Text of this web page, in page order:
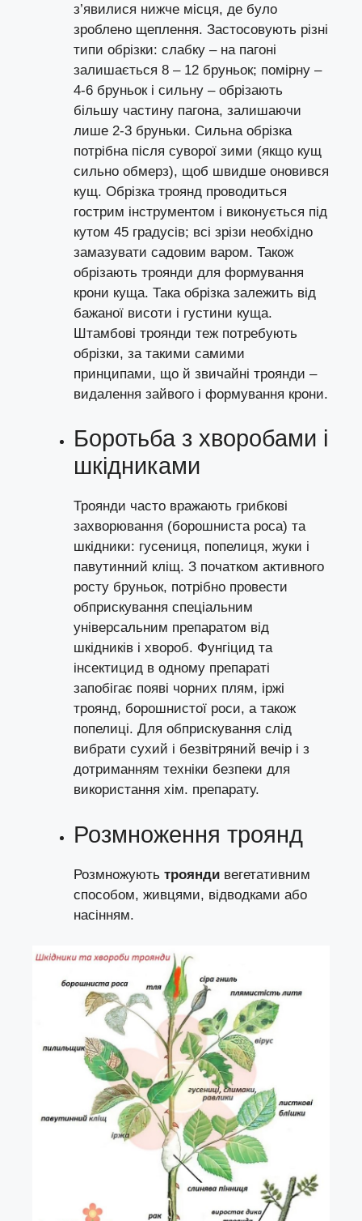
з’явилися нижче місця, де було
зроблено щеплення. Застосовують різні
типи обрізки: слабку – на пагоні
залишається 8 – 12 бруньок; помірну –
4-6 бруньок і сильну – обрізають
більшу частину пагона, залишаючи
лише 2-3 бруньки. Сильна обрізка
потрібна після суворої зими (якщо кущ
сильно обмерз), щоб швидше оновився
кущ. Обрізка троянд проводиться
гострим інструментом і виконується під
кутом 45 градусів; всі зрізи необхідно
замазувати садовим варом. Також
обрізають троянди для формування
крони куща. Така обрізка залежить від
бажаної висоти і густини куща.
Штамбові троянди теж потребують
обрізки, за такими самими
принципами, що й звичайні троянди –
видалення зайвого і формування крони.
Боротьба з хворобами і
шкідниками
Троянди часто вражають грибкові
захворювання (борошниста роса) та
шкідники: гусениця, попелиця, жуки і
павутинний кліщ. З початком активного
росту бруньок, потрібно провести
обприскування спеціальним
універсальним препаратом від
шкідників і хвороб. Фунгіцид та
інсектицид в одному препараті
запобігає появі чорних плям, іржі
троянд, борошнистої роси, а також
попелиці. Для обприскування слід
вибрати сухий і безвітряний вечір і з
дотриманням техніки безпеки для
використання хім. препарату.
Розмноження троянд
Розмножують троянди вегетативним
способом, живцями, відводками або
насінням.